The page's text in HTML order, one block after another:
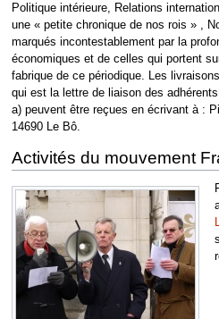
Politique intérieure, Relations
une « petite chronique de nos rois » ,
marqués incontestablement par la
économiques et de celles qui portent
fabrique de ce périodique. Les
qui est la lettre de liaison des
a) peuvent être reçues en écrivant à :
14690 Le Bô.
Activités du mouvement